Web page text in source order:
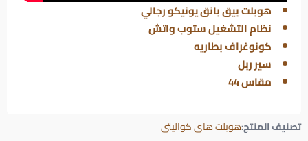
هوبلت بيق بانق يونيكو رجالي
نظام التشغيل ستوب واتش
كونوغراف بطاريه
سير ربل
مقاس 44
تصنيف المنتج:هوبلت هاى كواليتى